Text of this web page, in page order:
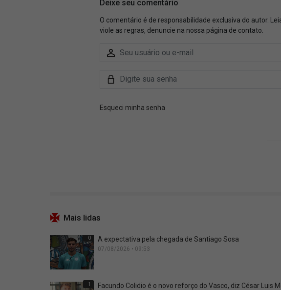
Mais lidas
0 A expectativa pela chegada de Santiago Sosa
07/08/2026 • 09:53
1 Facundo Colidio é o novo reforço do Vasco, diz César Luis